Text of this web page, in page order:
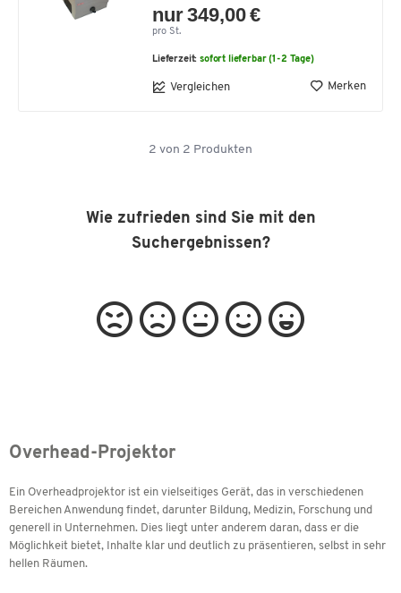
nur 349,00 €
pro St.
Lieferzeit:sofort lieferbar (1-2 Tage)
Vergleichen Merken
2 von 2 Produkten
Wie zufrieden sind Sie mit den
Suchergebnissen?
Overhead-Projektor
Ein Overheadprojektor ist ein vielseitiges Gerät, das in verschiedenen
Bereichen Anwendung findet, darunter Bildung, Medizin, Forschung und
generell in Unternehmen. Dies liegt unter anderem daran, dass er die
Möglichkeit bietet, Inhalte klar und deutlich zu präsentieren, selbst in sehr
hellen Räumen.